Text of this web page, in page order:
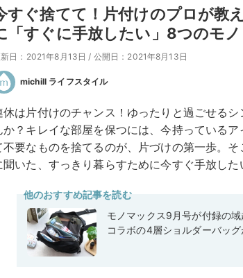
すぐ捨てて！片付けのプロが教
「すぐに手放したい」8つのモノ
日：2021年8月13日 / 公開日：2021年8月13日
michill ライフスタイル
休は片付けのチャンス！ゆったりと過ごせる
か？キレイな部屋を保つには、今持っている
不要なものを捨てるのが、片づけの第一歩。
聞いた、すっきり暮らすために今すぐ手放した
他のおすすめ記事を読む
モノマックス9月号が付録の
コラボの4層ショルダーバッグ